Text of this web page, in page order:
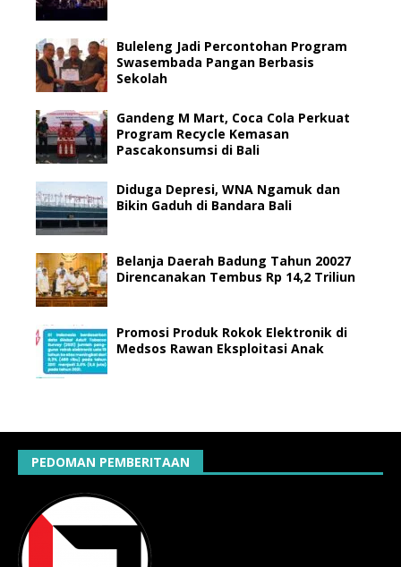
Buleleng Jadi Percontohan Program
Swasembada Pangan Berbasis
Sekolah
Gandeng M Mart, Coca Cola Perkuat
Program Recycle Kemasan
Pascakonsumsi di Bali
Diduga Depresi, WNA Ngamuk dan
Bikin Gaduh di Bandara Bali
Belanja Daerah Badung Tahun 20027
Direncanakan Tembus Rp 14,2 Triliun
Promosi Produk Rokok Elektronik di
Medsos Rawan Eksploitasi Anak
PEDOMAN PEMBERITAAN